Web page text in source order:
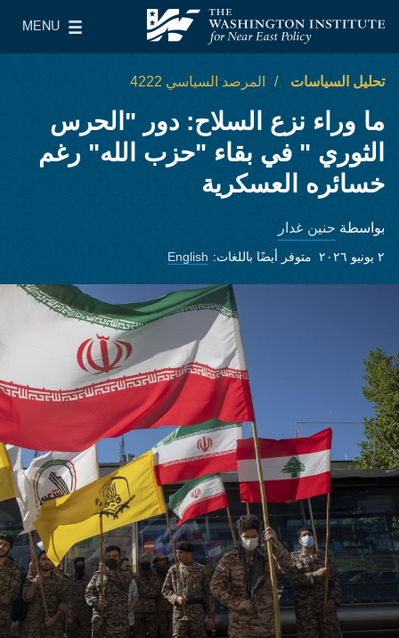
معهد واشنطن لسياسات الشرق الأدنى
MENU
Main Menu
تحليل السياسات المرصد السياسي 4222
ما وراء نزع السلاح: دور "الحرس
الثوري " في بقاء "حزب الله" رغم
خسائره العسكرية
بواسطة حنين غدار
٢ يونيو ٢٠٢٦ متوفر أيضًا باللغات: English